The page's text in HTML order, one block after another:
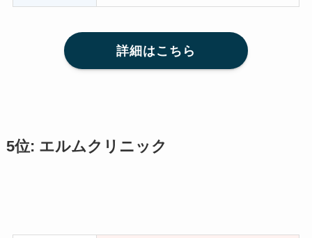
詳細はこちら
5位: エルムクリニック